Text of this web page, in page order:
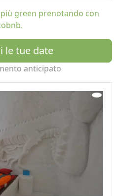
breve passeggiata con
pelo interno e un sacco a
Suite potrai vivere
di lusso con una vasca
musica.
green prenotando con
le tue date
anticipato